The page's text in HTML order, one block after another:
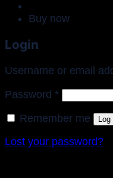
Buy now
Login
Username or email
Password *Required
Remember me Log
Lost your password?